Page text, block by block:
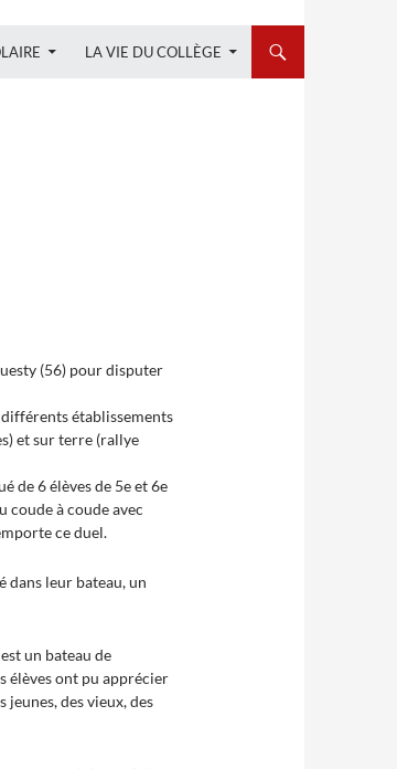
LA VIE DU COLLÈGE
(56) pour disputer
établissements
et sur terre (rallye
de 6 élèves de 5e et 6e
coude à coude avec
ce duel.
dans leur bateau, un
un bateau de
élèves ont pu apprécier
des vieux, des